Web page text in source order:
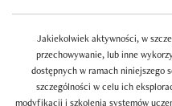
Jakiekolwiek aktywności, w
przechowywanie, lub inne
dostępnych w ramach niniejszego
szczególności w celu ich
modyfikacji i szkolenia systemów